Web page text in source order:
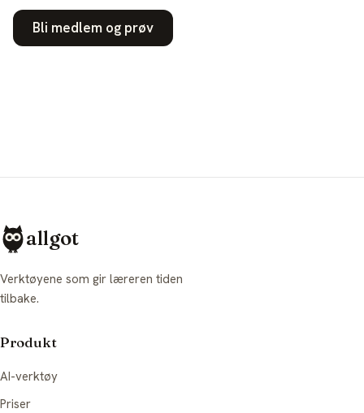
Bli medlem og prøv
allgot
Verktøyene som gir læreren tiden
tilbake.
Produkt
AI-verktøy
Priser